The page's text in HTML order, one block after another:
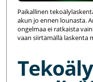
Paikallinen
akun jo ennen lounasta.
ongelmaa ei ratkaista
vaan siirtämällä laskenta